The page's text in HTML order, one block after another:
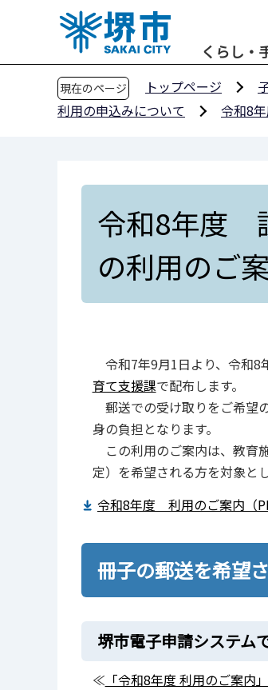
くらし・
現在のページ トップページ
利用の申込みについて
令和8
令和8年度
の利用のご
令和7年9月1日より、令和8
育て支援課で配布します。
郵送での受け取りをご希望
身の負担となります。
この利用のご案内は、教育
定）を希望される方を対象と
令和8年度 利用のご案内（
冊子の郵送を希望
堺市電子申請システム
≪ 「令和8年度 利用のご案内